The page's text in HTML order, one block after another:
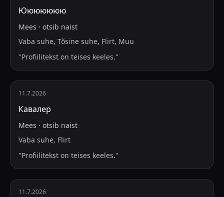
Ююююююю
Mees · otsib naist
Vaba suhe, Tõsine suhe, Flirt, Muu
"Profiilitekst on teises keeles."
11.7.2026
Кавалер
Mees · otsib naist
Vaba suhe, Flirt
"Profiilitekst on teises keeles."
11.7.2026